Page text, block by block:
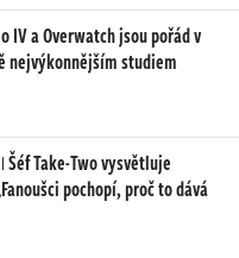
IV a Overwatch jsou pořád v
nejvýkonnějším studiem
Šéf Take-Two vysvětluje
pochopí, proč to dává